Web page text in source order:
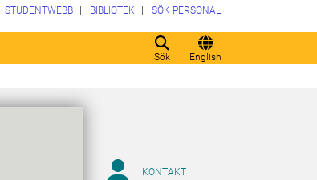
Sök English
STUDENTWEBB BIBLIOTEK SÖK PERSONAL
KONTAKT